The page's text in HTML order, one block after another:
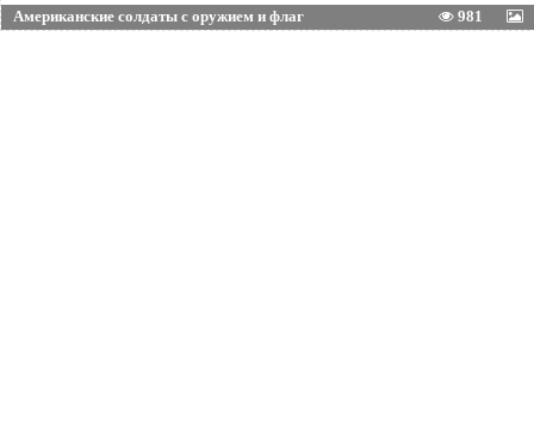
Американские солдаты с оружием и флаг 981